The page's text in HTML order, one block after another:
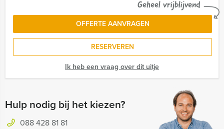
Geheel vrijblijvend
OFFERTE AANVRAGEN
RESERVEREN
Ik heb een vraag over dit uitje
Hulp nodig bij het kiezen?
088 428 81 81